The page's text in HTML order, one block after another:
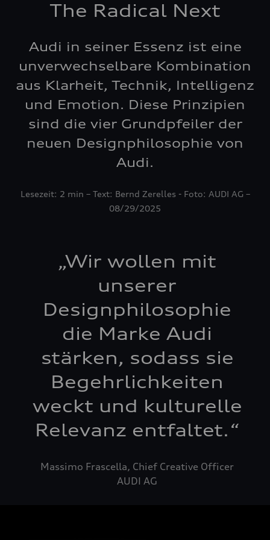
The Radical Next
Audi in seiner Essenz ist eine
unverwechselbare Kombination
aus Klarheit, Technik, Intelligenz
und Emotion. Diese Prinzipien
sind die vier Grundpfeiler der
neuen Designphilosophie von
Audi.
Lesezeit: 2 min – Text: Bernd Zerelles - Foto: AUDI AG –
08/29/2025
„Wir wollen mit
unserer
Designphilosophie
die Marke Audi
stärken, sodass sie
Begehrlichkeiten
weckt und kulturelle
Relevanz entfaltet. “
Massimo Frascella, Chief Creative Officer
AUDI AG